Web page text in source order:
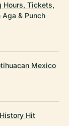
Hours, Tickets,
& Punch
Mexico
Hit